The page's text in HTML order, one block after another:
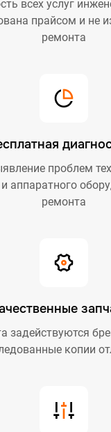
всех услуг
прайсом и не
ремонта
проблем
аппаратного
ремонта
задействуются
копии